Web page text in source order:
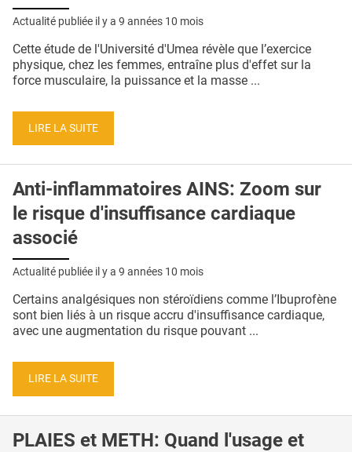
QUI SOMMES-NOUS ?
CONDITIONS GÉNÉRALES
CRÉDITS
Actualité publiée il y a 9 années 10 mois
Cette étude de l'Université d'Umea révèle que l’exercice
physique, chez les femmes, entraîne plus d'effet sur la
force musculaire, la puissance et la masse ...
LIRE LA SUITE
Anti-inflammatoires AINS: Zoom sur
le risque d'insuffisance cardiaque
associé
Actualité publiée il y a 9 années 10 mois
Certains analgésiques non stéroïdiens comme l’Ibuprofène
sont bien liés à un risque accru d'insuffisance cardiaque,
avec une augmentation du risque pouvant ...
LIRE LA SUITE
PLAIES et METH: Quand l'usage et